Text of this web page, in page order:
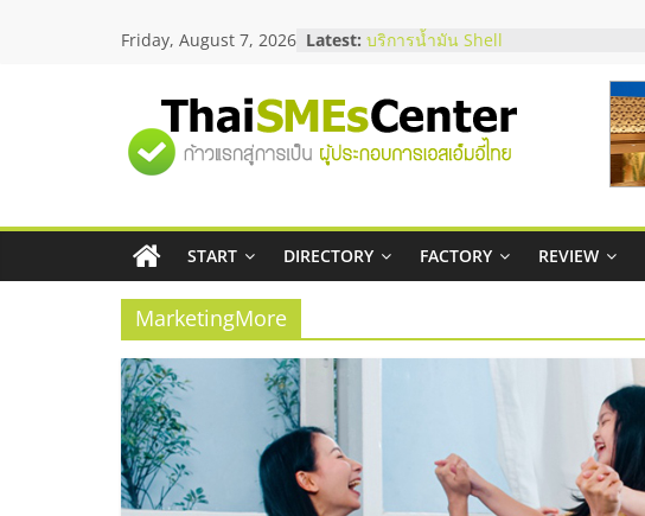
Friday, August 7, 2026 Latest: สัมมนาออนไลน์ โอกาสบริหารสถานี
ThaiFranchise Meet Up จับคู่แฟรน
ไชส์ ครั้งที่ 8
ร้านเครื่องเสียงคุณภาพสูง พร้อม
วิธีเลือกผู้ให้บริการให้คุ้มค่าและตอบ
โจทย์ธุรกิจ
อยากหาเงินทุน เพิ่มสภาพคล่องให้ธุรกิจ
"ศูนย์
รวม
ข้อมูล
ธุรกิจ
SME
แห่ง
START DIRECTORY FACTORY REVIEW
MarketingMore